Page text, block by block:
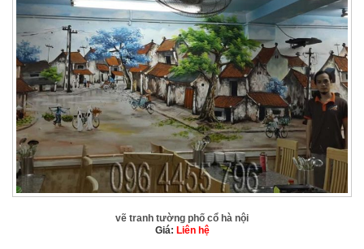
vẽ tranh tường phố cổ hà nội
Giá: Liên hệ